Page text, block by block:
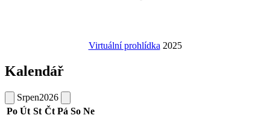
Virtuální prohlídka 2025
Kalendář
Srpen2026
Po Út St Čt Pá So Ne